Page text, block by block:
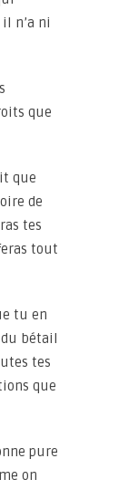
n’a ni
que
que
de
tes
tout
tu en
bétail
tes
que
pure
on